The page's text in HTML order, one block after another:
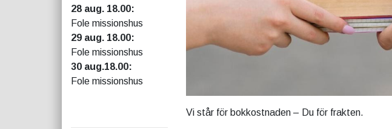
28 aug. 18.00:
Fole missionshus
29 aug. 18.00:
Fole missionshus
30 aug.18.00:
Fole missionshus
Vi står för bokkostnaden – Du för frakten.